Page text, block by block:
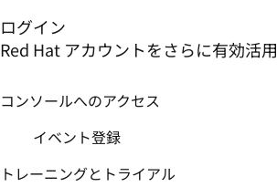
ログイン
Red Hat アカウントをさらに有効活用
コンソールへのアクセス
イベント登録
トレーニングとトライアル